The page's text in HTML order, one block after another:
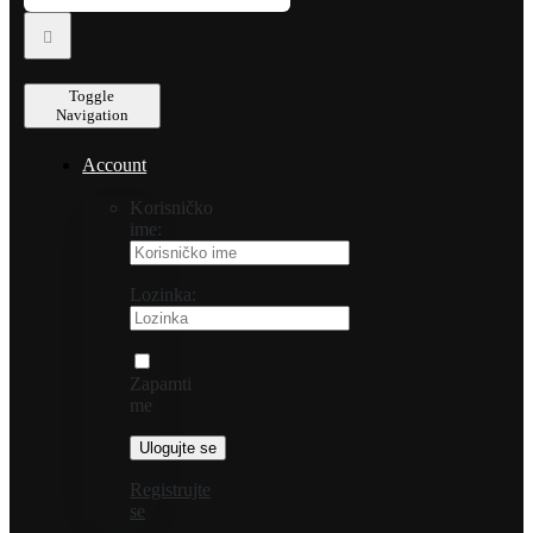
Toggle
Navigation
Account
Korisničko
ime:
Lozinka:
Zapamti
me
Registrujte
se